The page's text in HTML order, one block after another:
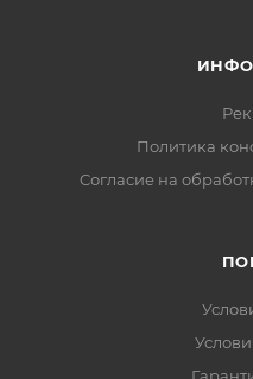
Политика
Cогласие на